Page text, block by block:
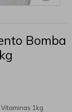
Bomba
1kg